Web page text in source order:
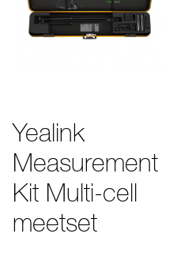
Yealink
Measurement
Kit Multi-cell
meetset